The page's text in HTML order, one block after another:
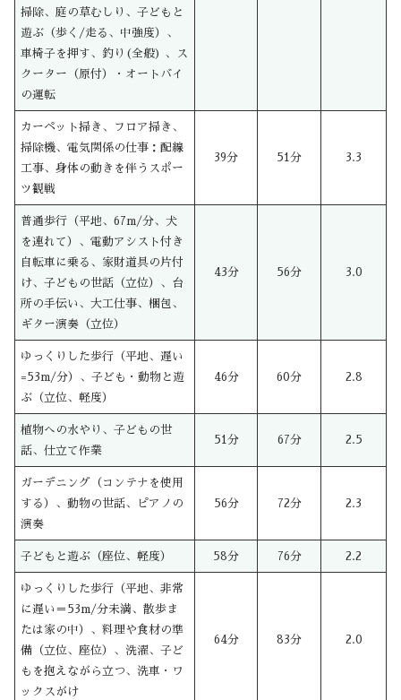
掃除、庭の草むしり、子どもと
遊ぶ（歩く/走る、中強度）、
車椅子を押す、釣り(全般) 、ス
クーター（原付）・オートバイ
の運転
カーペット掃き、フロア掃き、
掃除機、電気関係の仕事：配線
工事、身体の動きを伴うスポー
ツ観戦
39分 51分 3.3
普通歩行（平地、67m/分、犬
を連れて）、電動アシスト付き
自転車に乗る、家財道具の片付
け、子どもの世話（立位）、台
所の手伝い、大工仕事、梱包、
ギター演奏（立位）
43分 56分 3.0
ゆっくりした歩行（平地、遅い
=53m/分）、子ども・動物と遊
ぶ（立位、軽度）
46分 60分 2.8
植物への水やり、子どもの世
話、仕立て作業
51分 67分 2.5
ガーデニング（コンテナを使用
する）、動物の世話、ピアノの
演奏
56分 72分 2.3
子どもと遊ぶ（座位、軽度） 58分 76分 2.2
ゆっくりした歩行（平地、非常
に遅い＝53m/分未満、散歩ま
たは家の中）、料理や食材の準
備（立位、座位）、洗濯、子ど
もを抱えながら立つ、洗車・ワ
ックスがけ
64分 83分 2.0